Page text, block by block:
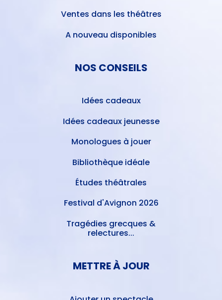
Ventes dans les théâtres
A nouveau disponibles
NOS CONSEILS
Idées cadeaux
Idées cadeaux jeunesse
Monologues à jouer
Bibliothèque idéale
Études théâtrales
Festival d'Avignon 2026
Tragédies grecques &
relectures...
METTRE À JOUR